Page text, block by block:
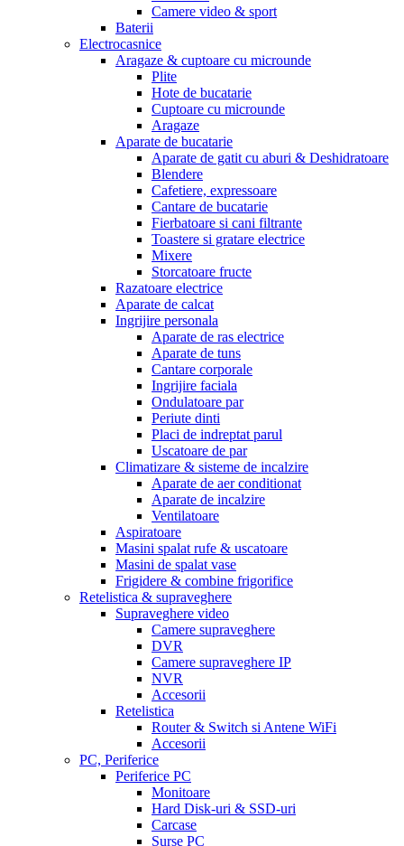
Camere video & sport
Baterii
Electrocasnice
Aragaze & cuptoare cu microunde
Plite
Hote de bucatarie
Cuptoare cu microunde
Aragaze
Aparate de bucatarie
Aparate de gatit cu aburi & Deshidratoare
Blendere
Cafetiere, expressoare
Cantare de bucatarie
Fierbatoare si cani filtrante
Toastere si gratare electrice
Mixere
Storcatoare fructe
Razatoare electrice
Aparate de calcat
Ingrijire personala
Aparate de ras electrice
Aparate de tuns
Cantare corporale
Ingrijire faciala
Ondulatoare par
Periute dinti
Placi de indreptat parul
Uscatoare de par
Climatizare & sisteme de incalzire
Aparate de aer conditionat
Aparate de incalzire
Ventilatoare
Aspiratoare
Masini spalat rufe & uscatoare
Masini de spalat vase
Frigidere & combine frigorifice
Retelistica & supraveghere
Supraveghere video
Camere supraveghere
DVR
Camere supraveghere IP
NVR
Accesorii
Retelistica
Router & Switch si Antene WiFi
Accesorii
PC, Periferice
Periferice PC
Monitoare
Hard Disk-uri & SSD-uri
Carcase
Surse PC